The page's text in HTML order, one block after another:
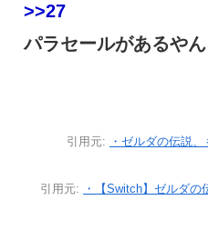
>>27
パラセールがあるやん
引用元: ・ゼルダの伝説
引用元:
・【Switch】ゼルダ